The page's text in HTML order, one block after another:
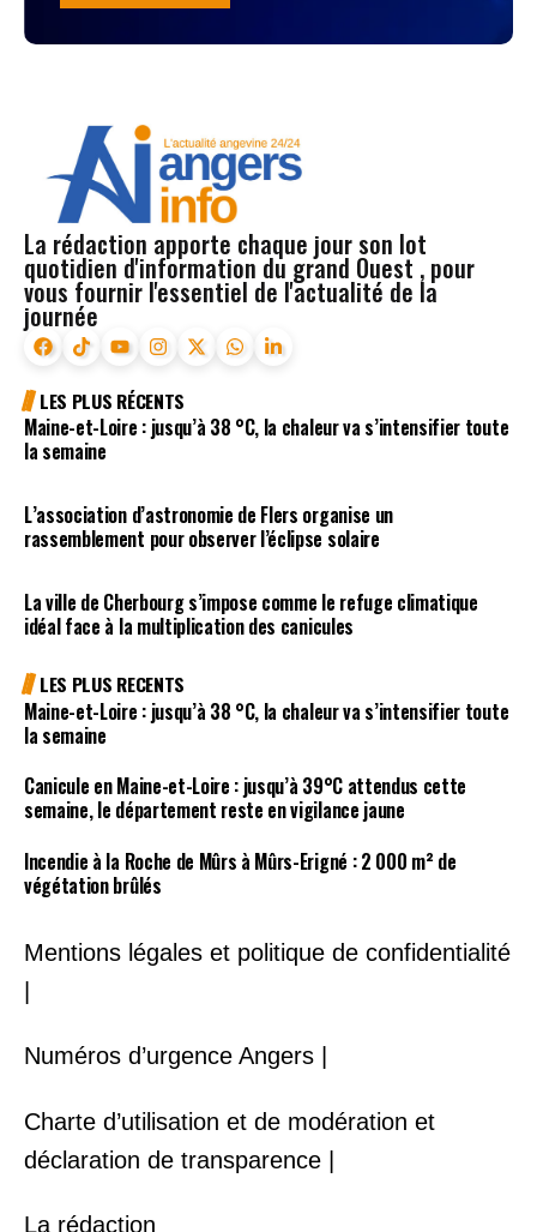
La rédaction apporte chaque jour son lot
quotidien d'information du grand Ouest , pour
vous fournir l'essentiel de l'actualité de la
journée
LES PLUS RÉCENTS
Maine-et-Loire : jusqu’à 38 °C, la chaleur va s’intensifier toute
la semaine
L’association d’astronomie de Flers organise un
rassemblement pour observer l’éclipse solaire
La ville de Cherbourg s’impose comme le refuge climatique
idéal face à la multiplication des canicules
LES PLUS RECENTS
Maine-et-Loire : jusqu’à 38 °C, la chaleur va s’intensifier toute
la semaine
Canicule en Maine-et-Loire : jusqu’à 39°C attendus cette
semaine, le département reste en vigilance jaune
Incendie à la Roche de Mûrs à Mûrs-Erigné : 2 000 m² de
végétation brûlés
Mentions légales et politique de confidentialité
Numéros d’urgence Angers |
Charte d’utilisation et de modération et
déclaration de transparence |
La rédaction